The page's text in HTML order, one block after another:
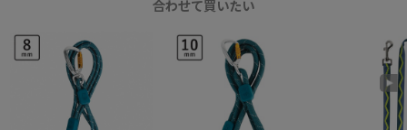
合わせて買いたい